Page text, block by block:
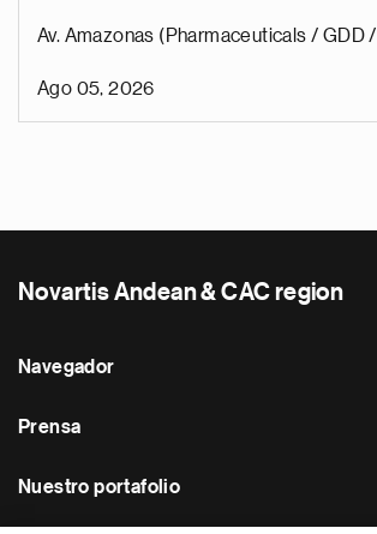
Av. Amazonas (Pharmaceuticals / GDD
Ago 05, 2026
Novartis Andean & CAC region
Navegador
Prensa
Nuestro portafolio